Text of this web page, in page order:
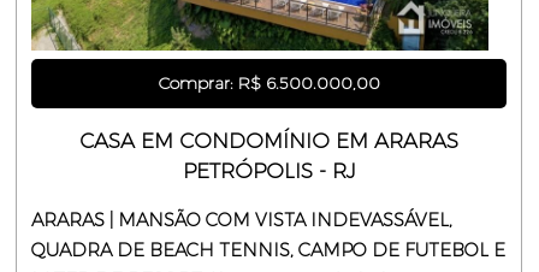
Comprar: R$ 6.500.000,00
CASA EM CONDOMÍNIO EM ARARAS
PETRÓPOLIS - RJ
ARARAS | MANSÃO COM VISTA INDEVASSÁVEL,
QUADRA DE BEACH TENNIS, CAMPO DE FUTEBOL E